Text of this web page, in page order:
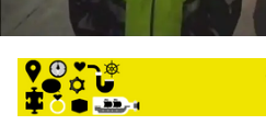
Koran
maupun
media
siber
lainnya,